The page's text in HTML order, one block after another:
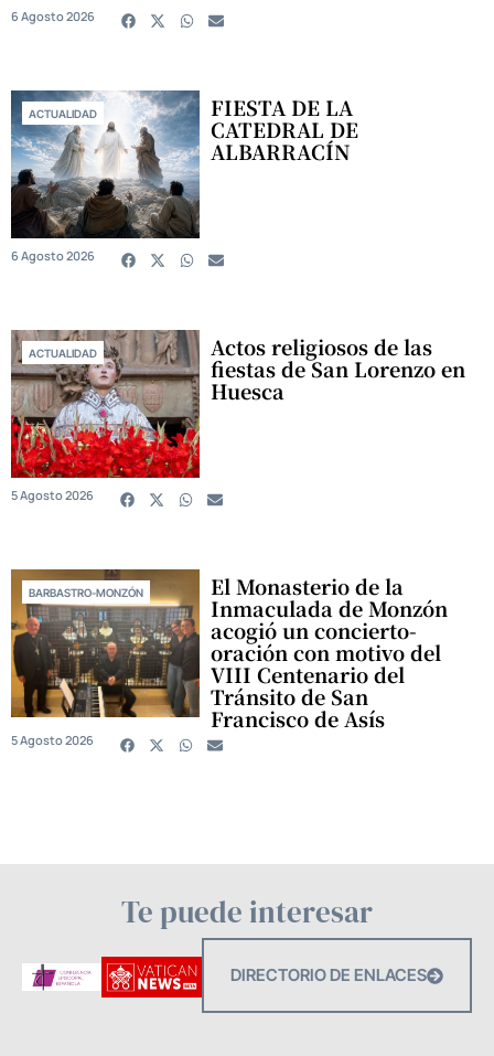
6 Agosto 2026
ACTUALIDAD FIESTA DE LA
CATEDRAL DE
ALBARRACÍN
6 Agosto 2026
ACTUALIDAD Actos religiosos de las
fiestas de San Lorenzo en
Huesca
5 Agosto 2026
BARBASTRO-MONZÓN El Monasterio de la
Inmaculada de Monzón
acogió un concierto-
oración con motivo del
VIII Centenario del
Tránsito de San
Francisco de Asís
5 Agosto 2026
Te puede interesar
DIRECTORIO DE ENLACES